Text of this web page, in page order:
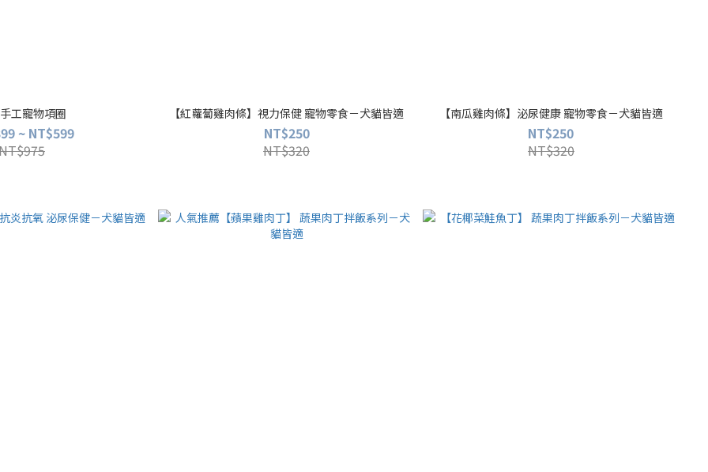
工寵物項圈
~ NT$599
【紅蘿蔔雞肉條】視力保健 寵物零食－犬貓皆適
NT$250
NT$320
【南瓜雞肉條】泌尿健康 寵物零食－犬貓皆適
NT$250
NT$320